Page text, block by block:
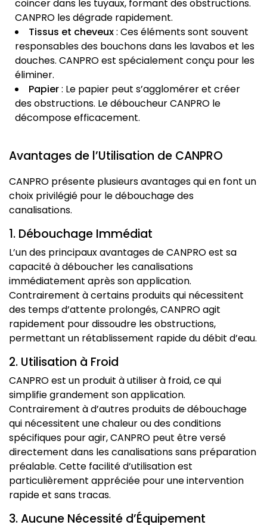
coincer dans les tuyaux, formant des obstructions.
CANPRO les dégrade rapidement.
Tissus et cheveux: Ces éléments sont souvent
responsables des bouchons dans les lavabos et les
douches. CANPRO est spécialement conçu pour les
éliminer.
Papier: Le papier peut s’agglomérer et créer
des obstructions. Le déboucheur CANPRO le
décompose efficacement.
Avantages de l’Utilisation de CANPRO
CANPRO présente plusieurs avantages qui en font un
choix privilégié pour le débouchage des
canalisations.
1. Débouchage Immédiat
L’un des principaux avantages de CANPRO est sa
capacité à déboucher les canalisations
immédiatement après son application.
Contrairement à certains produits qui nécessitent
des temps d’attente prolongés, CANPRO agit
rapidement pour dissoudre les obstructions,
permettant un rétablissement rapide du débit d’eau.
2. Utilisation à Froid
CANPRO est un produit à utiliser à froid, ce qui
simplifie grandement son application.
Contrairement à d’autres produits de débouchage
qui nécessitent une chaleur ou des conditions
spécifiques pour agir, CANPRO peut être versé
directement dans les canalisations sans préparation
préalable. Cette facilité d’utilisation est
particulièrement appréciée pour une intervention
rapide et sans tracas.
3. Aucune Nécessité d’Équipement